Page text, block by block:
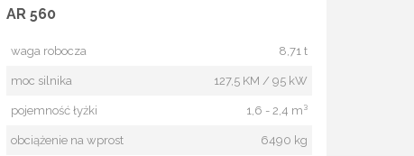
AR 560
waga robocza 8,71 t
moc silnika 127,5 KM / 95 kW
pojemność łyżki 1,6 - 2,4 m³
obciążenie na wprost 6490 kg